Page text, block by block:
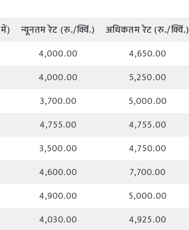
में) न्यूनतमरेट (रु./क्विं.) अधिकतमरेट(रु./क्विं.)
4,000.00 4,650.00
4,000.00 5,250.00
3,700.00 5,000.00
4,755.00 4,755.00
3,500.00 4,750.00
4,600.00 7,700.00
4,900.00 5,000.00
4,030.00 4,925.00